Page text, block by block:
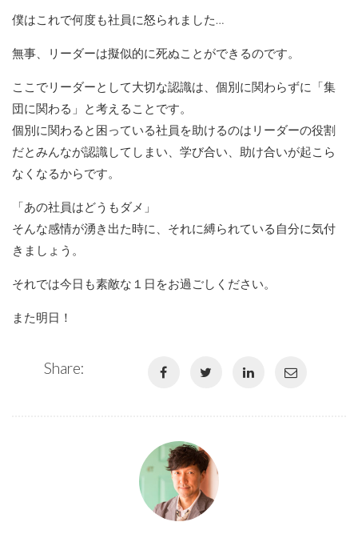
僕はこれで何度も社員に怒られました…
無事、リーダーは擬似的に死ぬことができるのです。
ここでリーダーとして大切な認識は、個別に関わらずに「集
団に関わる」と考えることです。
個別に関わると困っている社員を助けるのはリーダーの役割
だとみんなが認識してしまい、学び合い、助け合いが起こら
なくなるからです。
「あの社員はどうもダメ」
そんな感情が湧き出た時に、それに縛られている自分に気付
きましょう。
それでは今日も素敵な１日をお過ごしください。
また明日！
Share: